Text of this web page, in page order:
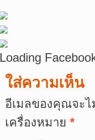
Loading
ใส่ความเห็น
อีเมลของคุณจะ
เครื่องหมาย *